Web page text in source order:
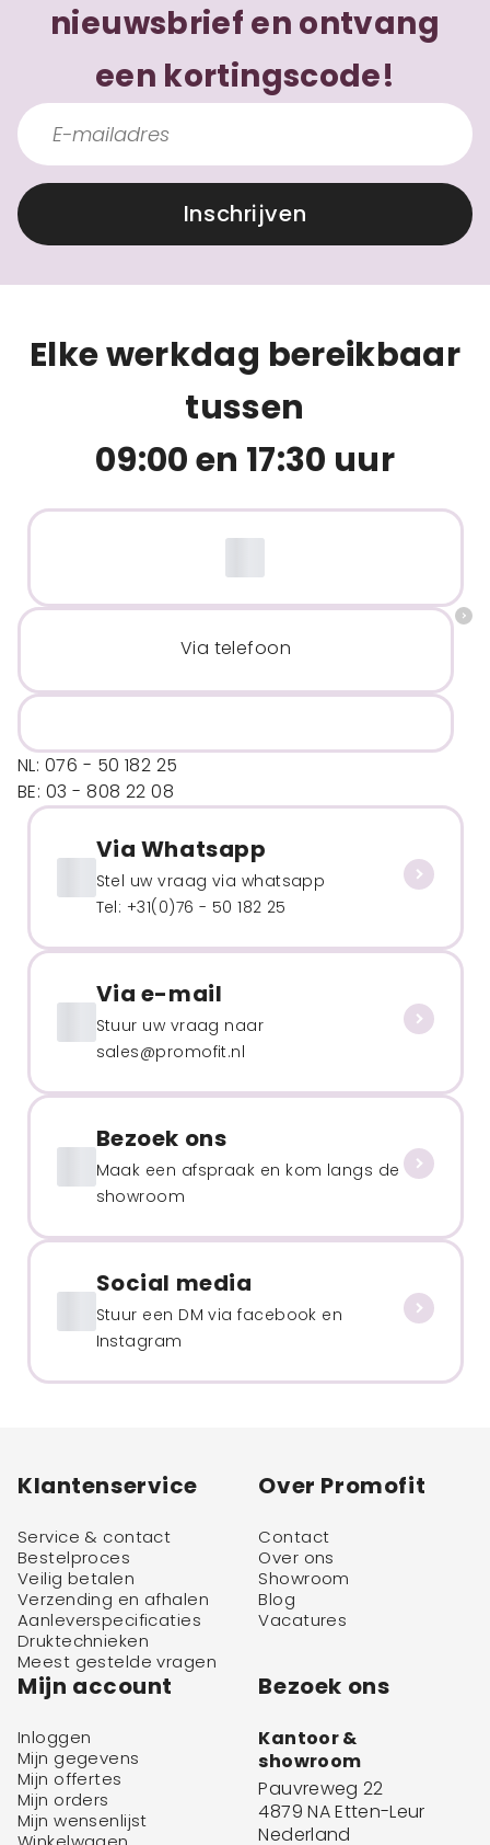
nieuwsbrief en ontvang
een kortingscode!
Inschrijven
Elke werkdag bereikbaar
tussen
09:00 en 17:30 uur
Via telefoon
NL: 076 - 50 182 25
BE: 03 - 808 22 08
Via Whatsapp
Stel uw vraag via whatsapp
Tel: +31(0)76 - 50 182 25
Via e-mail
Stuur uw vraag naar
sales@promofit.nl
Bezoek ons
Maak een afspraak en kom langs de
showroom
Social media
Stuur een DM via facebook en
Instagram
Klantenservice
Service & contact
Bestelproces
Veilig betalen
Verzending en afhalen
Aanleverspecificaties
Druktechnieken
Meest gestelde vragen
Over Promofit
Contact
Over ons
Showroom
Blog
Vacatures
Mijn account
Inloggen
Mijn gegevens
Mijn offertes
Mijn orders
Mijn wensenlijst
Bezoek ons
Kantoor &
showroom
Pauvreweg 22
4879 NA Etten-Leur
Nederland